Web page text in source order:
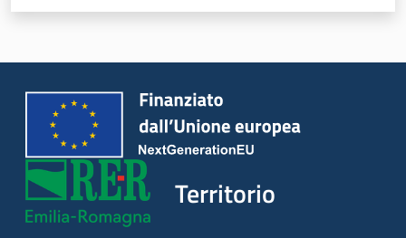
Territorio